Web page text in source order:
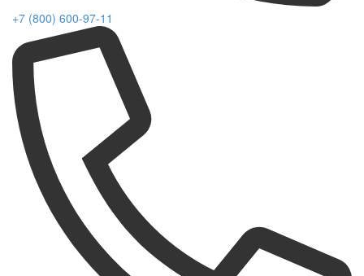
+7 (800) 600-97-11